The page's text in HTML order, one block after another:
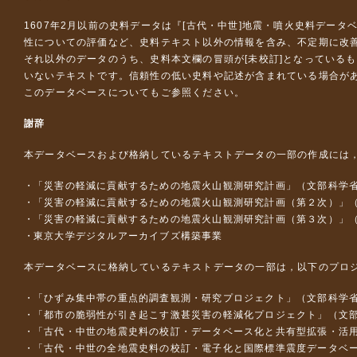
1607年2月以前の史料データは『 [古代・中世]地震・噴火史料データ
性についての評価など、史料テキスト以外の情報を含み、不定期に改
それ以外のデータのうち、史料本文欄の冒頭が[未校訂]となっている
いないテキストです。信頼性の低い史料や記述が含まれている場合が
このデータベースについて もご参照ください。
謝辞
本データベースおよび格納しているテキストデータの一部の作成には
「災害の軽減に貢献するための地震火山観測研究計画」（文部科学
「災害の軽減に貢献するための地震火山観測研究計画（第２次）」
「災害の軽減に貢献するための地震火山観測研究計画（第３次）」
東京大学デジタルアーカイブズ構築事業
本データベースに格納しているテキストデータの一部は，以下のプロ
「ひずみ集中帯の重点的調査観測・研究プロジェクト」（文部科
「都市の脆弱性が引き起こす激甚災害の軽減化プロジェクト」（
「古代・中世の地震史料の校訂・データベース化と共有型拡張・
「古代・中世の全地震史料の校訂・電子化と国際標準震度データ